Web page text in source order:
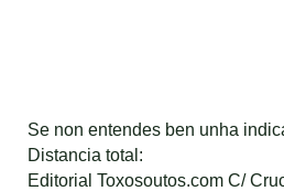
Se non entendes ben unha
Distancia total:
Editorial Toxosoutos.com C/